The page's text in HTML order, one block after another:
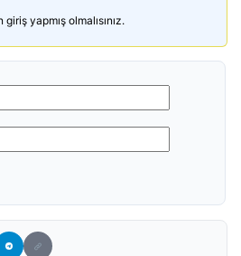
yapmış olmalısınız.